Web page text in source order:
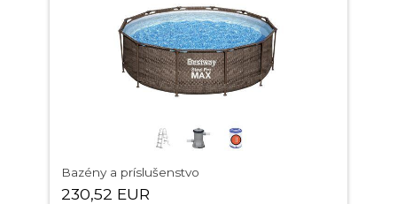
Bazény a príslušenstvo
230,52 EUR